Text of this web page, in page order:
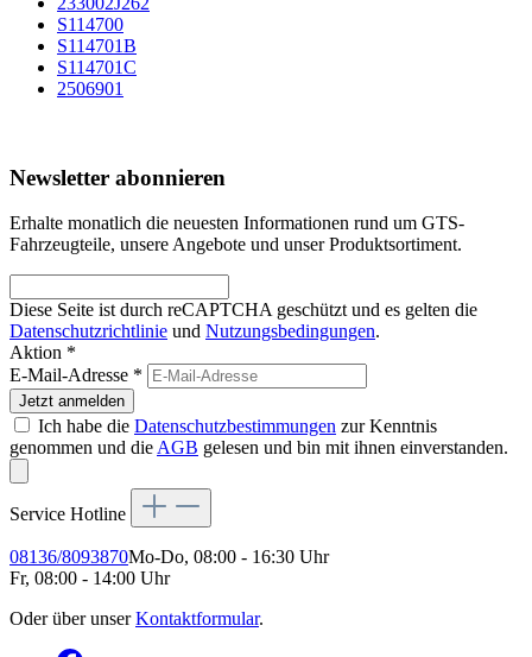
S114700
S114701B
S114701C
2506901
Newsletter abonnieren
Erhalte monatlich die neuesten Informationen rund um GTS-
Fahrzeugteile, unsere Angebote und unser Produktsortiment.
Diese Seite ist durch reCAPTCHA geschützt und es gelten die
Datenschutzrichtlinie und Nutzungsbedingungen.
Aktion *
E-Mail-Adresse *
Jetzt anmelden
Ich habe die Datenschutzbestimmungen zur Kenntnis
genommen und die AGB gelesen und bin mit ihnen einverstanden.
Service Hotline
08136/8093870Mo-Do, 08:00 - 16:30 Uhr
Fr, 08:00 - 14:00 Uhr
Oder über unserKontaktformular.